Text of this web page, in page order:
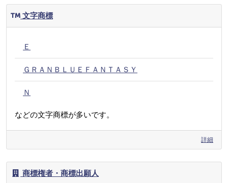
文字商標
Ｅ
ＧＲＡＮＢＬＵＥＦＡＮＴＡＳＹ
Ｎ
などの文字商標が多いです。
詳細
商標権者・商標出願人